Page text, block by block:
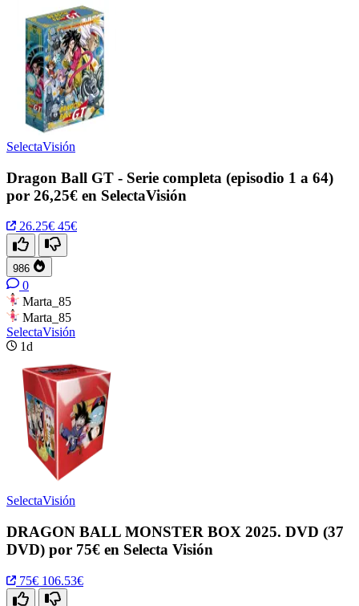
SelectaVisión
Dragon Ball GT - Serie completa (episodio 1 a 64)
por 26,25€ en SelectaVisión
26.25€ 45€
986
0
Marta_85
Marta_85
SelectaVisión
1d
SelectaVisión
DRAGON BALL MONSTER BOX 2025. DVD (37
DVD) por 75€ en Selecta Visión
75€ 106.53€